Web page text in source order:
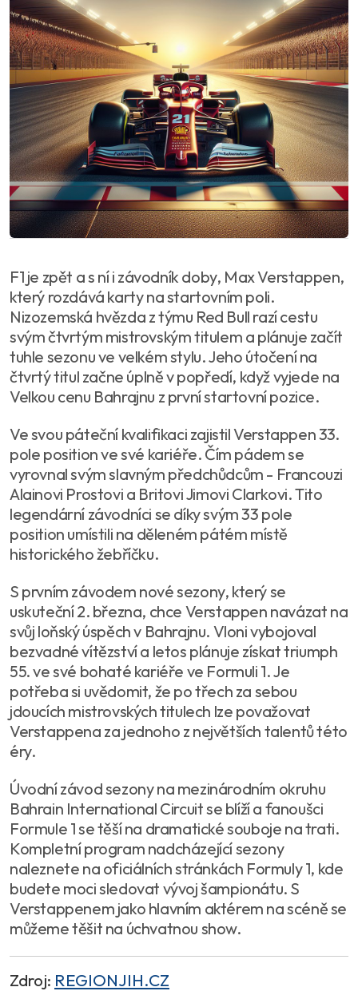
F1 je zpět a s ní i závodník doby, Max Verstappen,
který rozdává karty na startovním poli.
Nizozemská hvězda z týmu Red Bull razí cestu
svým čtvrtým mistrovským titulem a plánuje začít
tuhle sezonu ve velkém stylu. Jeho útočení na
čtvrtý titul začne úplně v popředí, když vyjede na
Velkou cenu Bahrajnu z první startovní pozice.
Ve svou páteční kvalifikaci zajistil Verstappen 33.
pole position ve své kariéře. Čím pádem se
vyrovnal svým slavným předchůdcům - Francouzi
Alainovi Prostovi a Britovi Jimovi Clarkovi. Tito
legendární závodníci se díky svým 33 pole
position umístili na děleném pátém místě
historického žebříčku.
S prvním závodem nové sezony, který se
uskuteční 2. března, chce Verstappen navázat na
svůj loňský úspěch v Bahrajnu. Vloni vybojoval
bezvadné vítězství a letos plánuje získat triumph
55. ve své bohaté kariéře ve Formuli 1. Je
potřeba si uvědomit, že po třech za sebou
jdoucích mistrovských titulech lze považovat
Verstappena za jednoho z největších talentů této
éry.
Úvodní závod sezony na mezinárodním okruhu
Bahrain International Circuit se blíží a fanoušci
Formule 1 se těší na dramatické souboje na trati.
Kompletní program nadcházející sezony
naleznete na oficiálních stránkách Formuly 1, kde
budete moci sledovat vývoj šampionátu. S
Verstappenem jako hlavním aktérem na scéně se
můžeme těšit na úchvatnou show.
Zdroj: REGIONJIH.CZ